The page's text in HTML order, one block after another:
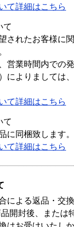
て詳細はこちら
て
されたお客様に
営業時間内での
によりましては
て詳細はこちら
て
に同梱致します。
て詳細はこちら
による返品・交
開封後、または